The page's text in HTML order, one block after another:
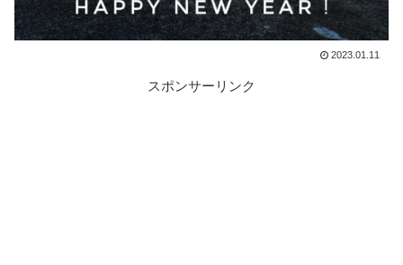
2023.01.11
スポンサーリンク